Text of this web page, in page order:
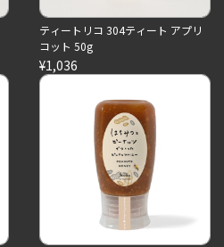
ティートリコ 304ティート アプリ
コット 50g
¥1,036